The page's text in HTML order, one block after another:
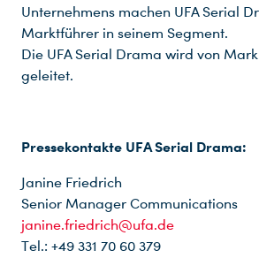
Unternehmens machen UFA Serial
Marktführer in seinem Segment.
Die UFA Serial Drama wird von
geleitet.
Pressekontakte UFA Serial Drama:
Janine Friedrich
Senior Manager Communications
janine.friedrich@ufa.de
Tel.: +49 331 70 60 379